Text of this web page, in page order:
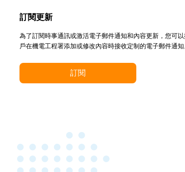
訂閱更新
為了訂閱時事通訊或激活電子郵件通知和內容更新，您可
戶在機電工程署添加或修改內容時接收定制的電子郵件通知
訂閱